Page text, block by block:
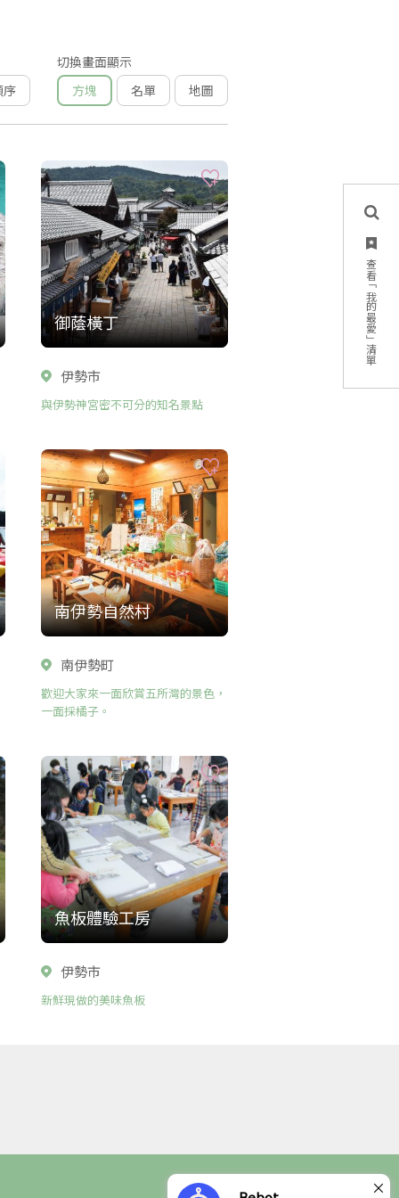
查看「我的最愛」清單
序
切換畫面顯示
方塊
名單 地圖
御蔭橫丁
伊勢市
與伊勢神宮密不可分的知名景點
南伊勢自然村
南伊勢町
歡迎大家來一面欣賞五所灣的景色，
一面採橘子。
魚板體驗工房
伊勢市
新鮮現做的美味魚板
×